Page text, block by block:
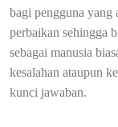
bagi pengguna yang
perbaikan sehingga
sebagai manusia
kesalahan ataupun
kunci jawaban.